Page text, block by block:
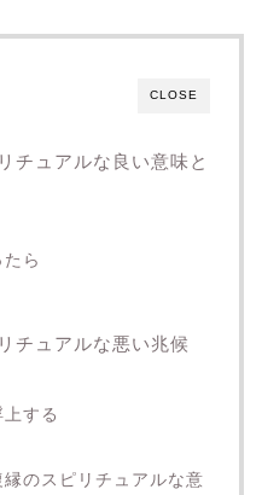
CLOSE
チュアルな良い意味と
ら
チュアルな悪い兆候
する
のスピリチュアルな意